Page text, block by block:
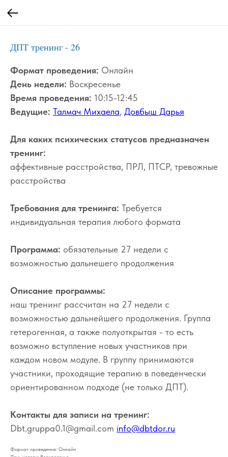
ДПТ тренинг - 26
Формат проведения: Онлайн
День недели: Воскресенье
Время проведения: 10:15-12:45
Ведущие: Талмач Михаела, Довбыш Дарья
Для каких психических статусов предназначен
тренинг:
аффективные расстройства, ПРЛ, ПТСР, тревожные
расстройства
Требования для тренинга: Требуется
индивидуальная терапия любого формата
Программа: обязательные 27 недели с
возможностью дальнешего продолжения
Описание программы:
наш тренинг рассчитан на 27 недели с
возможностью дальнейшего продолжения. Группа
гетерогенная, а также полуоткрытая - то есть
возможно вступление новых участников при
каждом новом модуле. В группу принимаются
участники, проходящие терапию в поведенчески
ориентированном подходе (не только ДПТ).
Контакты для записи на тренинг:
Dbt.gruppa0.1@gmail.com info@dbtdor.ru
Формат проведения: Онлайн